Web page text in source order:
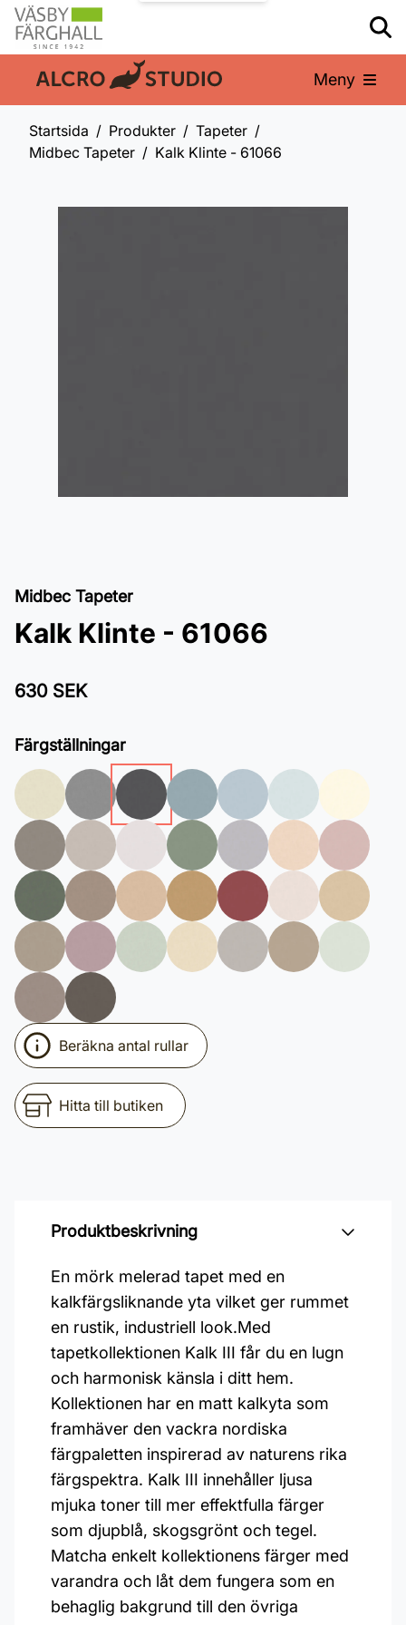
En del av: Meny
Startsida Produkter
Tapeter
Midbec Tapeter
Kalk Klinte - 61066
Midbec Tapeter
Kalk Klinte - 61066
630 SEK
Färgställningar
Beräkna antal rullar
Hitta till butiken
Produktbeskrivning
En mörk melerad tapet med en
kalkfärgsliknande yta vilket ger rummet
en rustik, industriell look.Med
tapetkollektionen Kalk III får du en lugn
och harmonisk känsla i ditt hem.
Kollektionen har en matt kalkyta som
framhäver den vackra nordiska
färgpaletten inspirerad av naturens rika
färgspektra. Kalk III innehåller ljusa
mjuka toner till mer effektfulla färger
som djupblå, skogsgrönt och tegel.
Matcha enkelt kollektionens färger med
varandra och låt dem fungera som en
behaglig bakgrund till den övriga